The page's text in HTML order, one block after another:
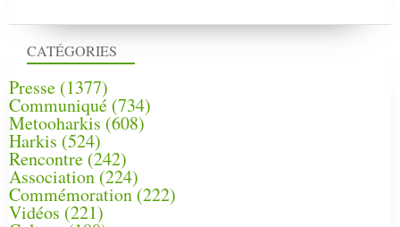
CATÉGORIES
Presse (1377)
Communiqué (734)
Metooharkis (608)
Harkis (524)
Rencontre (242)
Association (224)
Commémoration(222)
Vidéos (221)